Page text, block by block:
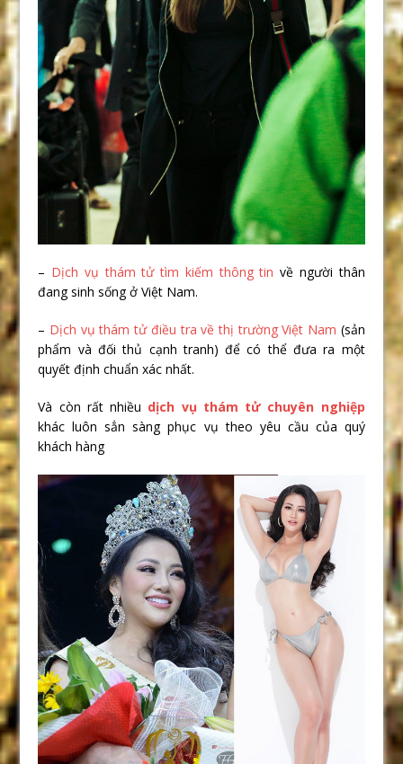
– Dịch vụ thám tử tìm kiếm thông tin về người thân
đang sinh sống ở Việt Nam.
– Dịch vụ thám tử điều tra về thị trường Việt Nam (sản
phẩm và đối thủ cạnh tranh) để có thể đưa ra một
quyết định chuẩn xác nhất.
Và còn rất nhiều dịch vụ thám tử chuyên nghiệp
khác luôn sẳn sàng phục vụ theo yêu cầu của quý
khách hàng